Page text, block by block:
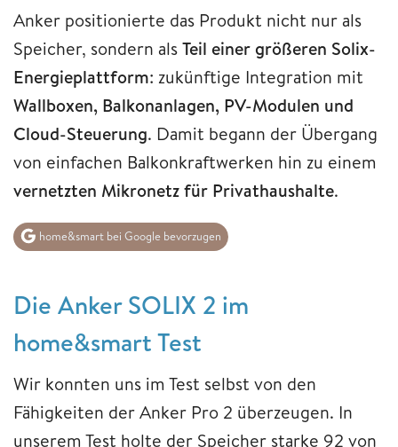
Anker positionierte das Produkt nicht nur als
Speicher, sondern alsTeil einer größeren Solix-
Energieplattform: zukünftige Integration mit
Wallboxen, Balkonanlagen, PV-Modulen und
Cloud-Steuerung. Damit begann der Übergang
von einfachen Balkonkraftwerken hin zu einem
vernetzten Mikronetz für Privathaushalte.
home&smart bei Google bevorzugen
Die Anker SOLIX 2 im
home&smart Test
Wir konnten uns im Test selbst von den
Fähigkeiten der Anker Pro 2 überzeugen. In
unserem Test holte der Speicher starke 92 von